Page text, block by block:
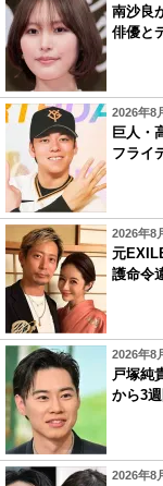
南沙良
俳優と
2026年8
巨人・
フライ
2026年8
元
護命令
2026年8
戸塚純
から3
2026年8